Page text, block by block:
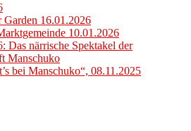
16.01.2026
10.01.2026
Das närrische Spektakel der
Manschuko
bei Manschuko“, 08.11.2025